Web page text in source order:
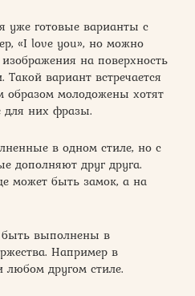
уже готовые варианты с
«I love you», но можно
на поверхность
вариант встречается
образом молодожены хотят
для них фразы.
в одном стиле, но с
дополняют друг друга.
может быть замок, а на
быть выполнены в
Например в
любом другом стиле.